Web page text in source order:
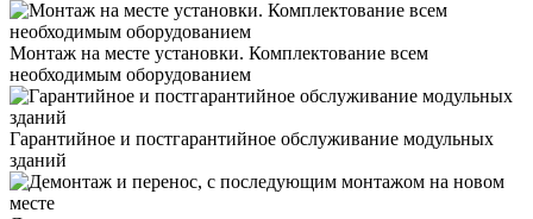
Монтаж на месте установки. Комплектование всем
необходимым оборудованием
Гарантийное и постгарантийное обслуживание модульных
зданий